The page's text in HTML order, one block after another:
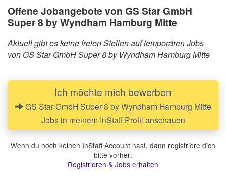
Offene Jobangebote von GS Star GmbH
Super 8 by Wyndham Hamburg Mitte
Aktuell gibt es keine freien Stellen auf temporären Jobs
von GS Star GmbH Super 8 by Wyndham Hamburg Mitte
Ich möchte mich bewerben
GS Star GmbH Super 8 by Wyndham Hamburg Mitte
Jobs in meinem InStaff Profil anschauen
Wenn du noch keinen InStaff Account hast, dann registriere dich
bitte vorher:
Registrieren & Jobs erhalten